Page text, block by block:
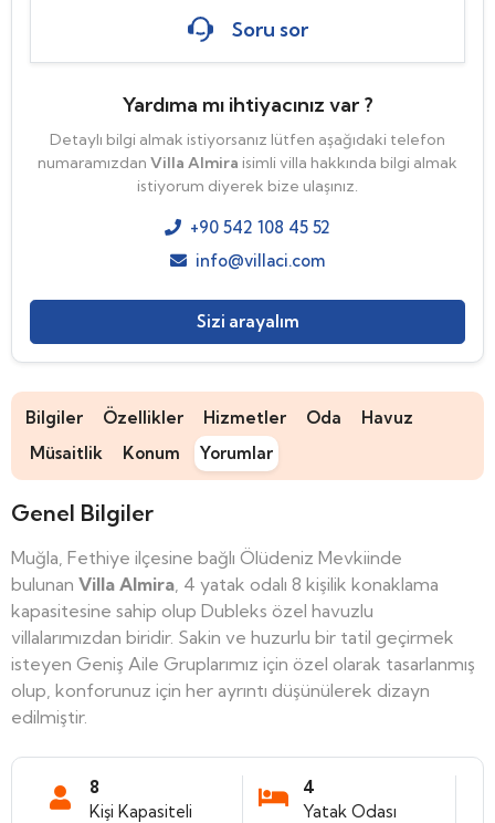
Bilgiler Özellikler Hizmetler Oda
Havuz
Müsaitlik
Konum Yorumlar
Genel Bilgiler
Muğla, Fethiye ilçesine bağlı Ölüdeniz Mevkiinde
bulunan Villa Almira, 4 yatak odalı 8 kişilik konaklama
kapasitesine sahip olup Dubleks özel havuzlu
villalarımızdan biridir. Sakin ve huzurlu bir tatil geçirmek
isteyen Geniş Aile Gruplarımız için özel olarak tasarlanmış
olup, konforunuz için her ayrıntı düşünülerek dizayn
edilmiştir.
8
Kişi Kapasiteli
4
Yatak Odası
Soru sor
Yardıma mı ihtiyacınız var ?
Detaylı bilgi almak istiyorsanız lütfen aşağıdaki telefon
numaramızdan Villa Almira isimli villa hakkında bilgi almak
istiyorum diyerek bize ulaşınız.
+90 542 108 45 52
info@villaci.com
Sizi arayalım